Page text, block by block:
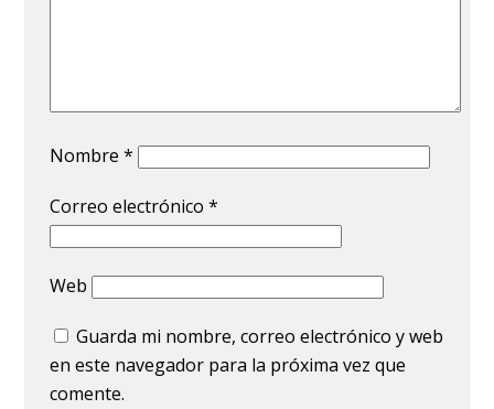
Nombre*
Correo electrónico*
Web
Guarda mi nombre, correo electrónico y web
en este navegador para la próxima vez que
comente.